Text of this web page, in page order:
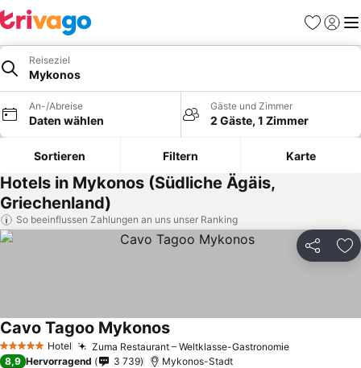
Favoriten
Reiseziel
Mykonos
An-/Abreise
Daten wählen
Gäste und Zimmer
2 Gäste, 1 Zimmer
Sortieren Filtern Karte
Hotels in Mykonos (Südliche Ägäis,
Griechenland)
So beeinflussen Zahlungen an uns unser Ranking
Teilen
5 Sterne Hotel Zuma Restaurant – Weltklasse-GastronomiePreise
Cavo Tagoo MykonosPreise sehen
8,9 Hervorragend 3 739 Mykonos-Stadt